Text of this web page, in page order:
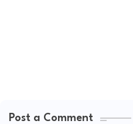
Post a Comment